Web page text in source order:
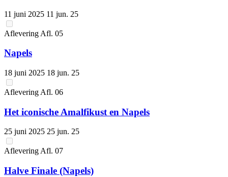
11 juni 2025 11 jun. 25
Aflevering Afl. 05
Napels
18 juni 2025 18 jun. 25
Aflevering Afl. 06
Het iconische Amalfikust en Napels
25 juni 2025 25 jun. 25
AfleveringAfl. 07
Halve Finale (Napels)